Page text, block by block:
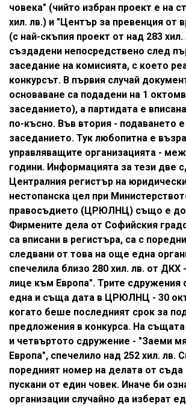
човека" (чийто избран проект е на
хил. лв.) и "Център за превенция от
(с най-скъпия проект от над 283 хил.
създадени непосредствено след
заседание на комисията, с което
конкурсът. В първия случай
основаване са подадени на 1
заседанието), а партидата е
по-късно. Във втория - подаването
заседанието. Тук любопитна е
управляващите организацията -
години. Информацията за тези две
Централния регистър на
нестопанска цел при
правосъдието (ЦРЮЛНЦ) също е
Фирмените дела от Софийския
са вписани в регистъра, са с
следвани от това на още една
спечелила близо 280 хил. лв. от
лице към Европа". Трите сдружения
една и съща дата в ЦРЮЛНЦ - 30
когато беше последният срок за
предложения в конкурса. На същата
и четвъртото сдружение - "Заеми
Европа", спечелило над 252 хил. лв.
поредният номер на делата от съда
пускани от един човек. Иначе би
организации случайно да изберат